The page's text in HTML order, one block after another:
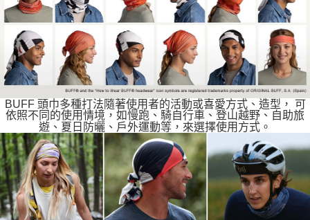
BUFF 頭巾多種打法隨著使用者的活動或喜愛方式、造型， 可
依照不同的使用情境，如慢跑、騎自行車、登山越野、自助旅
遊、夏日防曬、戶外運動等，來選擇使用方式。